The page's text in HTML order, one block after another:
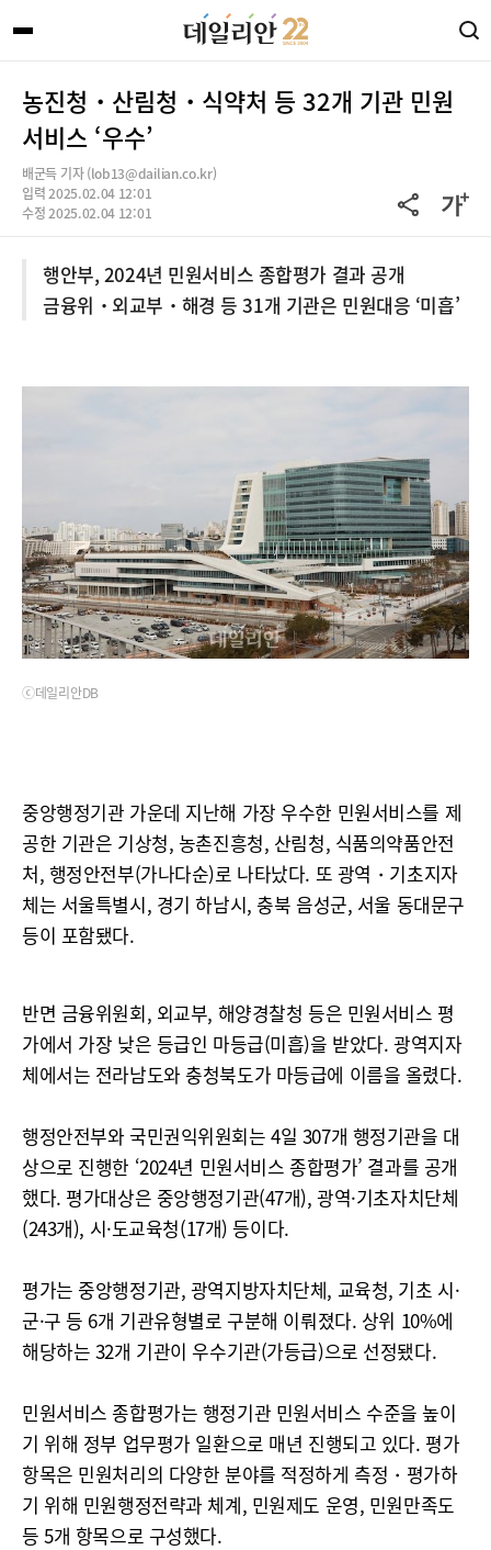
농진청・산림청・식약처 등 32개 기관 민원
서비스 ‘우수’
배군득 기자 (lob13@dailian.co.kr)
입력 2025.02.04 12:01
수정 2025.02.04 12:01
행안부, 2024년 민원서비스 종합평가 결과 공개
금융위・외교부・해경 등 31개 기관은 민원대응 ‘미흡’
ⓒ데일리안DB
중앙행정기관 가운데 지난해 가장 우수한 민원서비스를 제
공한 기관은 기상청, 농촌진흥청, 산림청, 식품의약품안전
처, 행정안전부(가나다순)로 나타났다. 또 광역・기초지자
체는 서울특별시, 경기 하남시, 충북 음성군, 서울 동대문구
등이 포함됐다.
반면 금융위원회, 외교부, 해양경찰청 등은 민원서비스 평
가에서 가장 낮은 등급인 마등급(미흡)을 받았다. 광역지자
체에서는 전라남도와 충청북도가 마등급에 이름을 올렸다.
행정안전부와 국민권익위원회는 4일 307개 행정기관을 대
상으로 진행한 ‘2024년 민원서비스 종합평가’ 결과를 공개
했다. 평가대상은 중앙행정기관(47개), 광역·기초자치단체
(243개), 시·도교육청(17개) 등이다.
평가는 중앙행정기관, 광역지방자치단체, 교육청, 기초 시·
군·구 등 6개 기관유형별로 구분해 이뤄졌다. 상위 10%에
해당하는 32개 기관이 우수기관(가등급)으로 선정됐다.
민원서비스 종합평가는 행정기관 민원서비스 수준을 높이
기 위해 정부 업무평가 일환으로 매년 진행되고 있다. 평가
항목은 민원처리의 다양한 분야를 적정하게 측정・평가하
기 위해 민원행정전략과 체계, 민원제도 운영, 민원만족도
등 5개 항목으로 구성했다.